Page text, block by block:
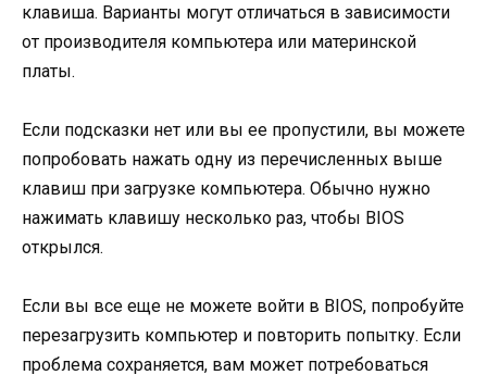
клавиша. Варианты могут отличаться в зависимости
от производителя компьютера или материнской
платы.
Если подсказки нет или вы ее пропустили, вы можете
попробовать нажать одну из перечисленных выше
клавиш при загрузке компьютера. Обычно нужно
нажимать клавишу несколько раз, чтобы BIOS
открылся.
Если вы все еще не можете войти в BIOS, попробуйте
перезагрузить компьютер и повторить попытку. Если
проблема сохраняется, вам может потребоваться